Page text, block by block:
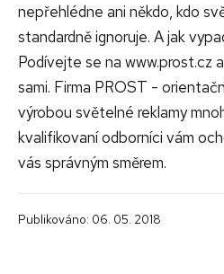
nepřehlédne ani někdo, kdo
standardně ignoruje. A jak
Podívejte se na www.prost.cz
sami. Firma PROST -
výrobou světelné reklamy
kvalifikovaní odborníci vám
vás správným směrem.
Publikováno: 06. 05. 2018